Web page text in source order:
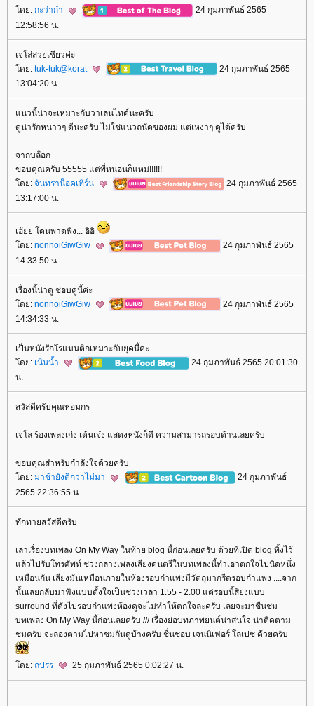
ดย: กะว่าก๋า
24 กุมภาพันธ์ 2565
12:58:56 น.
เจโล่สวยเชียวค่ะ
ดย: tuk-tuk@korat
24 กุมภาพันธ์ 2565
13:04:20 น.
นวนี้น่าจะเหมาะกับวาเลนไทด์นะครับ
ดูน่ารักหนาวๆ ดีนะครับ ไม่ใช่แนวถนัดของผม แต่เหงาๆ ดูได้ครับ
จากบล๊อก
ขอบคุณครับ 55555 แต่พี่หนอนก็แหม่!!!!!!
ดย: จันทราน็อคเทิร์น
24 กุมภาพันธ์ 2565
13:17:00 น.
เฮ้ยย โดนพาดพิง... อิอิ
ดย: nonnoiGiwGiw
24 กุมภาพันธ์ 2565
14:33:50 น.
เรื่องนี้น่าดู ชอบคู่นี้ค่ะ
ดย: nonnoiGiwGiw
24 กุมภาพันธ์ 2565
14:34:33 น.
เป็นหนังรักโรแมนติกเหมาะกับยุคนี้ค่ะ
ดย: เนินน้ำ
24 กุมภาพันธ์ 2565 20:01:30
น.
สวัสดีครับคุณหอมกร
เจโล ร้องเพลงเก่ง เต้นเจ๋ง แสดงหนังก็ดี ความสามารถรอบด้านเลยครับ
ขอบคุณสำหรับกำลังใจด้วยครับ
ดย: มาช้ายังดีกว่าไม่มา
24 กุมภาพันธ์
2565 22:36:55 น.
ทักทายสวัสดีครับ
เล่าเรื่องบทเพลง On My Way ในท้าย blog นี้ก่อนเลยครับ ด้วยที่เปิด blog ทิ้งไว้
ล้วไปรับโทรศัพท์ ช่วงกลางเพลงเสียงดนตรีในบทเพลงนี้ทำเอาตกใจไปนิดหนึ่ง
เหมือนกัน เสียงมันเหมือนภายในห้องรอบกำแพงมีวัตถุมากรีดรอบกำแพง ....จาก
นั้นเลยกลับมาฟังแบบตั้งใจเป็นช่วงเวลา 1.55 - 2.00 แต่รอบนี้สียงแบบ
surround ที่ดังไปรอบกำแพงห้องดูจะไม่ทำให้ตกใจล่ะครับ เลยจะมาชื่นชม
บทเพลง On My Way นี้ก่อนเลยครับ /// เรื่องย่อบทภาพยนต์น่าสนใจ น่าติดตาม
ชมครับ จะลองตามไปหาชมกันดูบ้างครับ ชื่นชอบ เจนนิเฟอร์ โลเปซ ด้วยครับ
ดย: ถปรร 25 กุมภาพันธ์ 2565 0:02:27 น.